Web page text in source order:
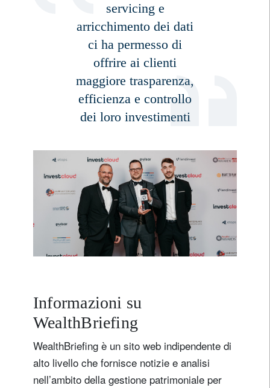
servicing e
arricchimento dei dati
ci ha permesso di
offrire ai clienti
maggiore trasparenza,
efficienza e controllo
dei loro investimenti
Informazioni su
WealthBriefing
WealthBriefing è un sito web indipendente di
alto livello che fornisce notizie e analisi
nell’ambito della gestione patrimoniale per